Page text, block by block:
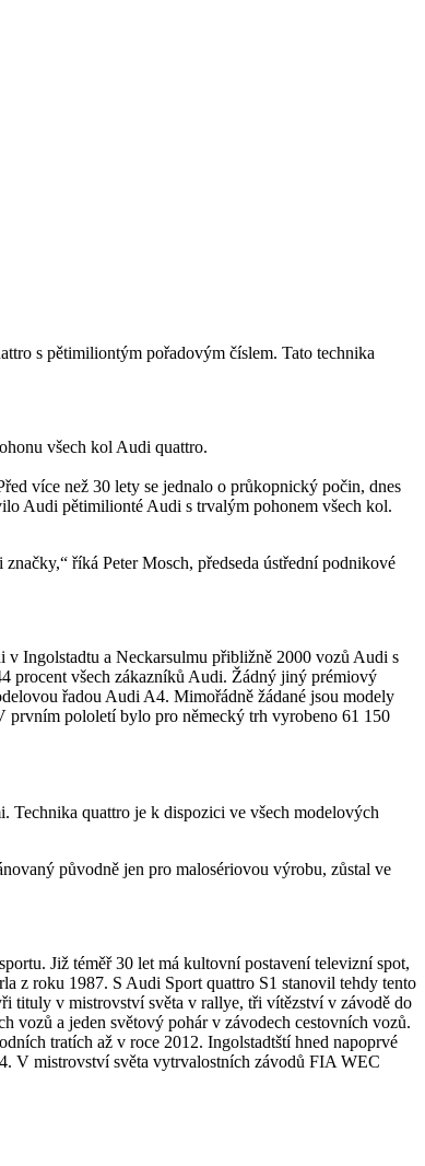
s pětimiliontým pořadovým číslem. Tato technika
všech kol Audi quattro.
více než 30 lety se jednalo o průkopnický počin, dnes
Audi pětimilionté Audi s trvalým pohonem všech kol.
říká Peter Mosch, předseda ústřední podnikové
Ingolstadtu a Neckarsulmu přibližně 2000 vozů Audi s
procent všech zákazníků Audi. Žádný jiný prémiový
řadou Audi A4. Mimořádně žádané jsou modely
prvním pololetí bylo pro německý trh vyrobeno 61 150
Technika quattro je k dispozici ve všech modelových
původně jen pro malosériovou výrobu, zůstal ve
Již téměř 30 let má kultovní postavení televizní spot,
z roku 1987. S Audi Sport quattro S1 stanovil tehdy tento
tituly v mistrovství světa v rallye, tři vítězství v závodě do
vozů a jeden světový pohár v závodech cestovních vozů.
tratích až v roce 2012. Ingolstadtští hned napoprvé
V mistrovství světa vytrvalostních závodů FIA WEC